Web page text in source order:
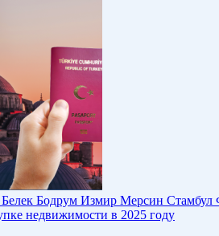
Белек Бодрум Измир Мерсин Стамбул
недвижимости в 2025 году